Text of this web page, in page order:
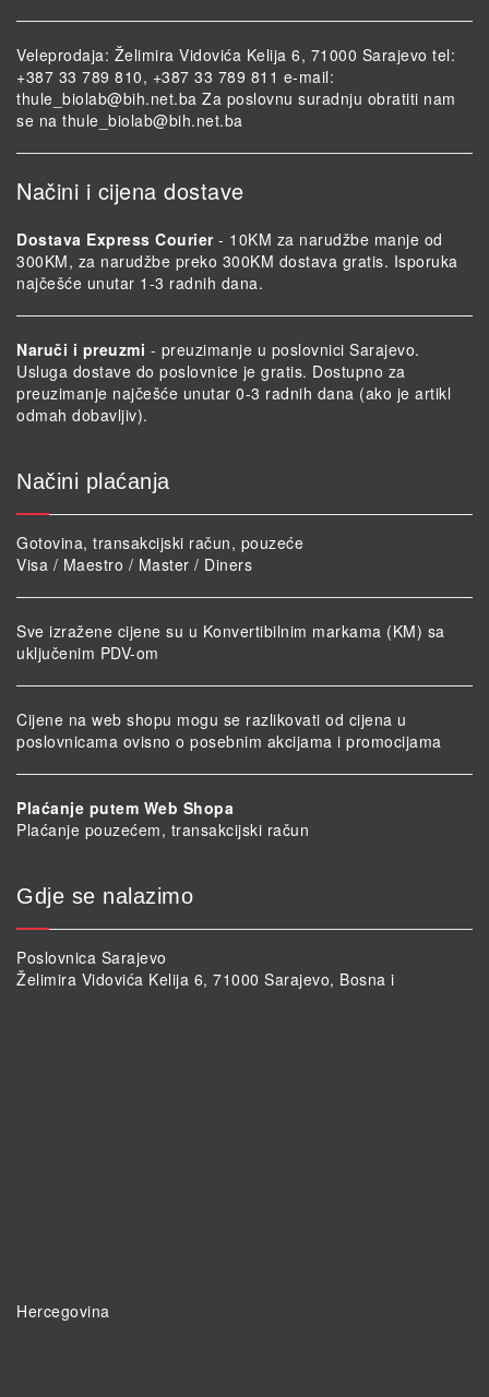
Veleprodaja: Želimira Vidovića Kelija 6, 71000 Sarajevo tel:
+387 33 789 810, +387 33 789 811 e-mail:
thule_biolab@bih.net.ba Za poslovnu suradnju obratiti nam
se na thule_biolab@bih.net.ba
Načini i cijena dostave
Dostava Express Courier- 10KM za narudžbe manje od
300KM, za narudžbe preko 300KM dostava gratis. Isporuka
najčešće unutar 1-3 radnih dana.
Naruči i preuzmi - preuzimanje u poslovnici Sarajevo.
Usluga dostave do poslovnice je gratis. Dostupno za
preuzimanje najčešće unutar 0-3 radnih dana (ako je artikl
odmah dobavljiv).
Načini plaćanja
Gotovina, transakcijski račun, pouzeće
Visa / Maestro / Master / Diners
Sve izražene cijene su u Konvertibilnim markama (KM) sa
uključenim PDV-om
Cijene na web shopu mogu se razlikovati od cijena u
poslovnicama ovisno o posebnim akcijama i promocijama
Plaćanje putem Web Shopa
Plaćanje pouzećem, transakcijski račun
Gdje se nalazimo
Poslovnica Sarajevo
Želimira Vidovića Kelija 6, 71000 Sarajevo, Bosna i
Hercegovina